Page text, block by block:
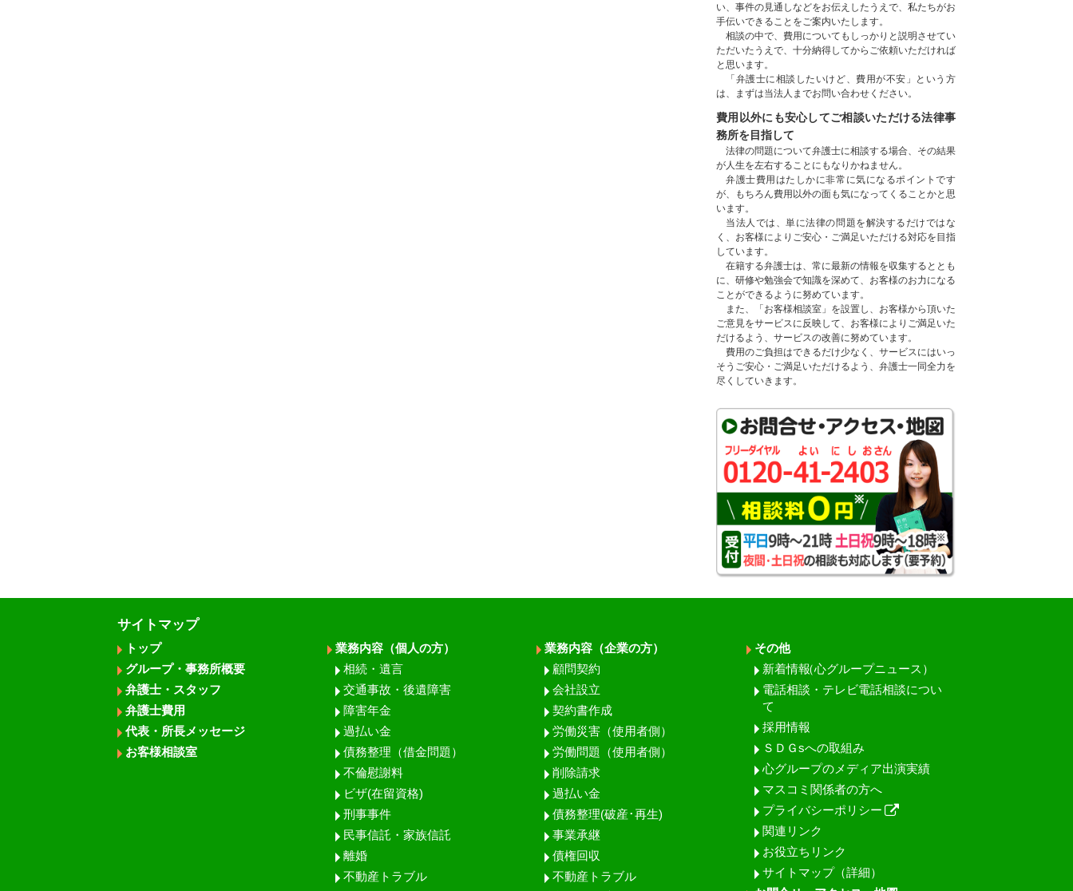
い、事件の見通しなどをお伝えしたうえで、私たちがお
手伝いできることをご案内いたします。
相談の中で、費用についてもしっかりと説明させてい
ただいたうえで、十分納得してからご依頼いただければ
と思います。
「弁護士に相談したいけど、費用が不安」という方
は、まずは当法人までお問い合わせください。
費用以外にも安心してご相談いただける法律事
務所を目指して
法律の問題について弁護士に相談する場合、その結果
が人生を左右することにもなりかねません。
弁護士費用はたしかに非常に気になるポイントです
が、もちろん費用以外の面も気になってくることかと思
います。
当法人では、単に法律の問題を解決するだけではな
く、お客様によりご安心・ご満足いただける対応を目指
しています。
在籍する弁護士は、常に最新の情報を収集するととも
に、研修や勉強会で知識を深めて、お客様のお力になる
ことができるように努めています。
また、「お客様相談室」を設置し、お客様から頂いた
ご意見をサービスに反映して、お客様によりご満足いた
だけるよう、サービスの改善に努めています。
費用のご負担はできるだけ少なく、サービスにはいっ
そうご安心・ご満足いただけるよう、弁護士一同全力を
尽くしていきます。
サイトマップ
トップ
グループ・事務所概要
弁護士・スタッフ
弁護士費用
代表・所長メッセージ
お客様相談室
業務内容（個人の方）
相続・遺言
交通事故・後遺障害
障害年金
過払い金
債務整理（借金問題）
不倫慰謝料
ビザ(在留資格)
刑事事件
民事信託・家族信託
離婚
不動産トラブル
業務内容（企業の方）
顧問契約
会社設立
契約書作成
労働災害（使用者側）
労働問題（使用者側）
削除請求
過払い金
債務整理(破産･再生)
事業承継
債権回収
不動産トラブル
その他
新着情報（心グループニュース）
電話相談・テレビ電話相談につい
て
採用情報
ＳＤＧsへの取組み
心グループのメディア出演実績
マスコミ関係者の方へ
プライバシーポリシー
関連リンク
お役立ちリンク
サイトマップ（詳細）